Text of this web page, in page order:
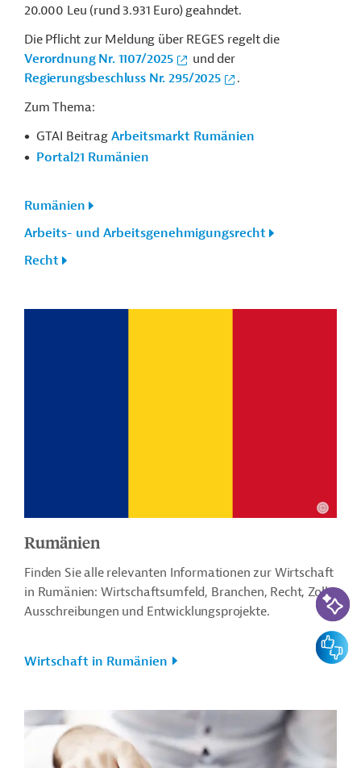
20.000 Leu (rund 3.931 Euro) geahndet.
Die Pflicht zur Meldung über REGES regelt die
Verordnung Nr. 1107/2025
und der
Regierungsbeschluss Nr. 295/2025
.
Zum Thema:
GTAI Beitrag Arbeitsmarkt Rumänien
Portal21 Rumänien
Rumänien
Arbeits- und Arbeitsgenehmigungsrecht
Recht
Rumänien
Finden Sie alle relevanten Informationen zur Wirtschaft
in Rumänien: Wirtschaftsumfeld, Branchen, Recht, Zoll,
Ausschreibungen und Entwicklungsprojekte.
Wirtschaft in Rumänien
KI-